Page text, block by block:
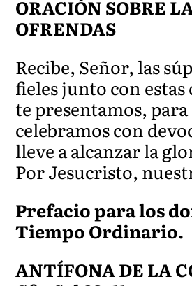
ORACIÓN SOBRE
OFRENDAS
Recibe, Señor, las
fieles junto con
te presentamos,
celebramos con
lleve a alcanzar la
Por Jesucristo,
Prefacio para los
Tiempo Ordinario.
ANTÍFONA DE LA